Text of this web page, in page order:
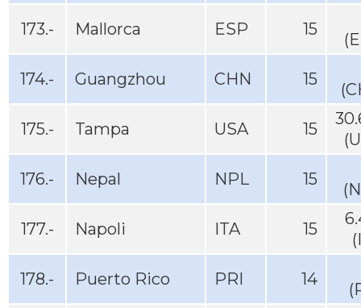
173.- Mallorca ESP 15
174.- Guangzhou CHN 15
175.- Tampa USA 15
176.- Nepal NPL 15
177.- Napoli ITA 15
178.- Puerto Rico PRI 14